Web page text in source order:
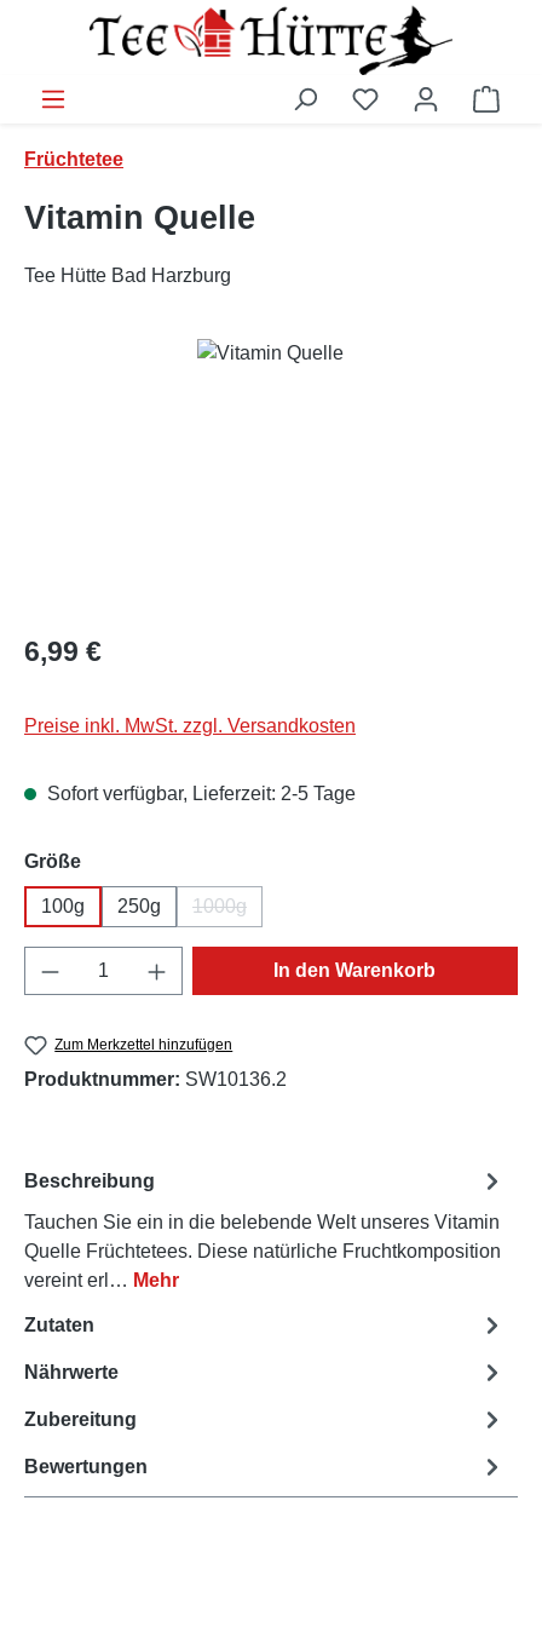
Zum Hauptinhalt springen
Früchtetee
Vitamin Quelle
Tee Hütte Bad Harzburg
Bildergalerie überspringen
Regulärer Preis:
6,99 €
Preise inkl. MwSt. zzgl. Versandkosten
Sofort verfügbar, Lieferzeit: 2-5 Tage
Größeauswählen
100g 250g 1000g
(Diese Option ist zurzeit nicht verfügbar.)
Produkt Anzahl: Gib den gewünschten
In den Warenkorb
Zum Merkzettel hinzufügen
Produktnummer: SW10136.2
Beschreibung
Tauchen Sie ein in die belebende Welt unseres Vitamin
Quelle Früchtetees. Diese natürliche Fruchtkomposition
vereint erl… Mehr
Zutaten
Nährwerte
Zubereitung
Bewertungen